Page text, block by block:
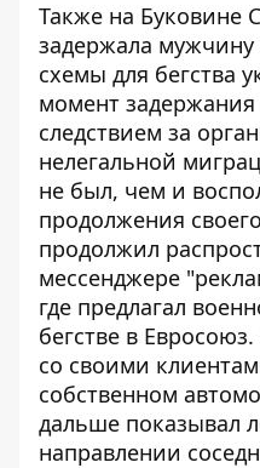
Также на Буковине
задержала
схемы для бегства
момент
следствием за
нелегальной
не был, чем и
продолжения
продолжил
мессенджере
где предлагал
бегстве в
со своими
собственном
дальше показывал
направлении